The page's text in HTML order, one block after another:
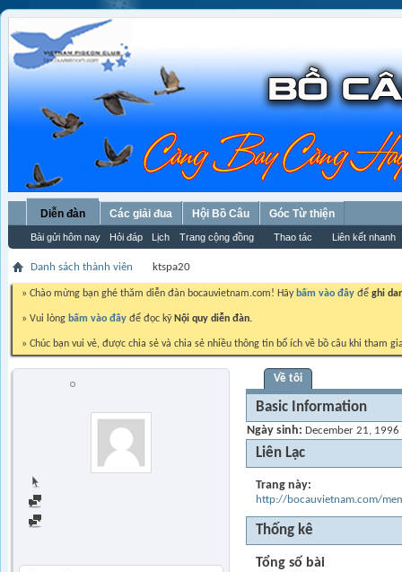
Diễn đàn
Bài gửi hôm nay Hỏi đáp Lịch Trang cộng đồng Thao tác Liên kết nhanh
Các giải đua Hội Bồ Câu Góc Từ thiện
Danh sách thành viên ktspa20
» Chào mừng bạn ghé thăm diễn đàn bocauvietnam.com! Hãy bấm vào đây để ghi
» Vui lòng bấm vào đây để đọc kỹ Nội quy diễn đàn.
» Chúc bạn vui vẻ, được chia sẻ và chia sẻ nhiều thông tin bổ ích về bồ câu khi tham
Về tôi
Basic Information
Ngày sinh December 21, 1996
Liên Lạc
Trang này
http://bocauvietnam.com/
Thống kê
Tổng số bài